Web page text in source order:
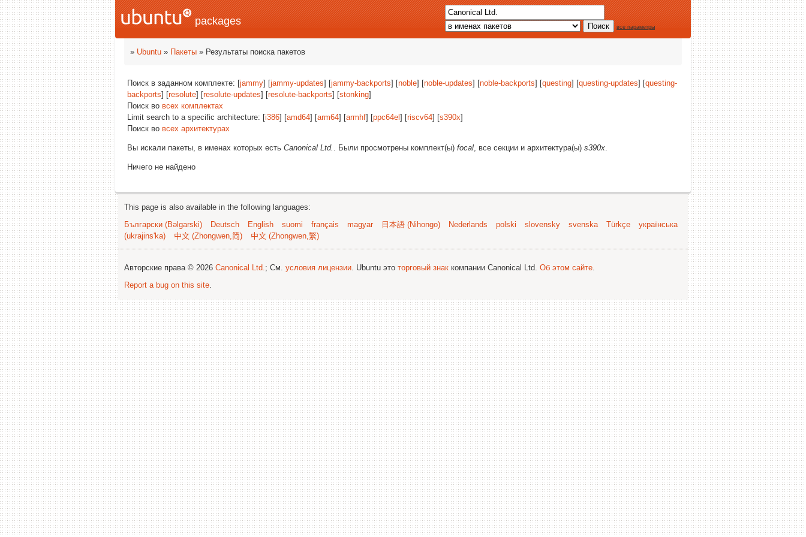
packages все параметры
» Ubuntu » Пакеты » Результаты поиска пакетов
Поиск в заданном комплекте: [jammy] [jammy-updates] [jammy-backports] [noble] [noble-updates] [noble-backports] [questing] [questing-updates] [questing-
backports] [resolute] [resolute-updates] [resolute-backports] [stonking]
Поиск во всех комплектах
Limit search to a specific architecture: [i386] [amd64] [arm64] [armhf] [ppc64el ] [riscv64] [s390x]
Поиск во всех архитектурах
Вы искали пакеты, в именах которых есть Canonical Ltd. . Были просмотрены комплект(ы) focal, все секции и архитектура(ы) s390x.
Ничего не найдено
This page is also available in the following languages:
Български (Bəlgarski)
Deutsch English suomi français magyar 日本語 (Nihongo) Nederlands polski slovensky svenska Türkçe
українська
(ukrajins'ka)
中文 (Zhongwen,简) 中文 (Zhongwen,繁)
Авторские права © 2026 Canonical Ltd.; См. условия лицензии. Ubuntu это торговый знак компании Canonical Ltd. Об этом сайте.
Report a bug on this site.